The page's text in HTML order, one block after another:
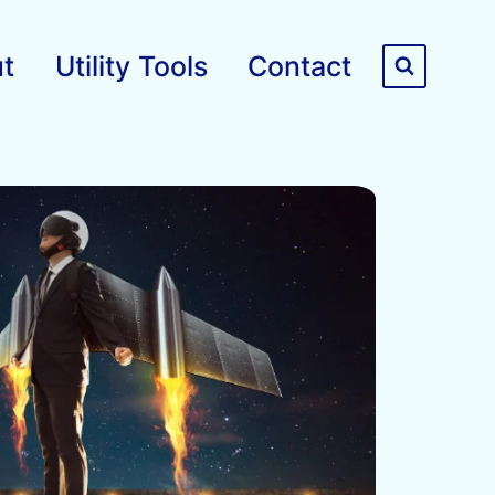
Utility Tools Contact